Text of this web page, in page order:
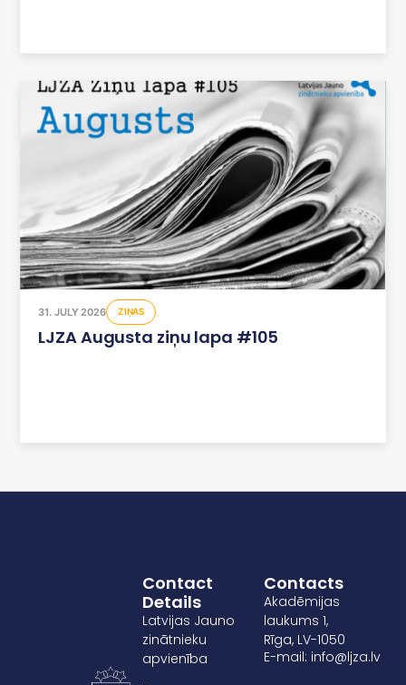
31. JULY 2026 ZIŅAS
LJZA Augusta ziņu lapa #105
Contact
Details
Latvijas Jauno
zinātnieku
apvienība
Contacts
Akadēmijas
laukums 1,
Rīga, LV-1050
E-mail: info@ljza.lv